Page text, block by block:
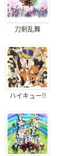
刀剣乱舞
ハイキュー!!